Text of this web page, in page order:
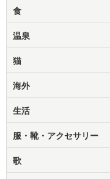
食
温泉
猫
海外
生活
服・靴・アクセサリー
歌